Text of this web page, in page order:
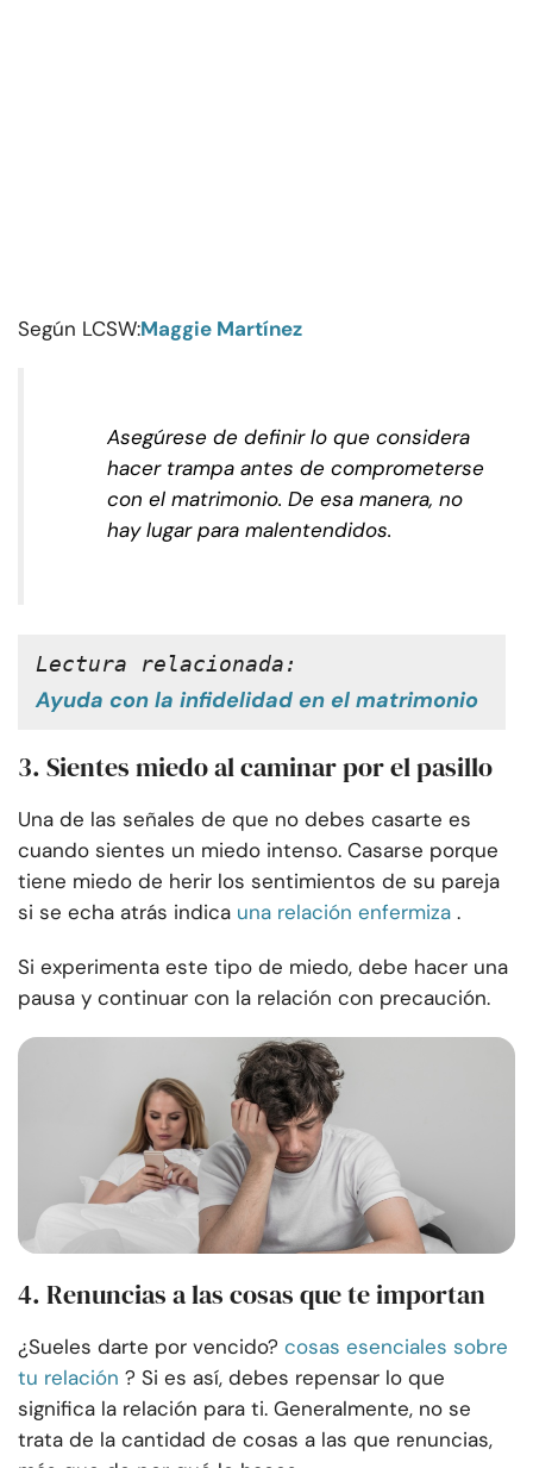
Según LCSW:Maggie Martínez
Asegúrese de definir lo que considera
hacer trampa antes de comprometerse
con el matrimonio. De esa manera, no
hay lugar para malentendidos.
Lectura relacionada:
Ayuda con la infidelidad en el matrimonio
3. Sientes miedo al caminar por el pasillo
Una de las señales de que no debes casarte es
cuando sientes un miedo intenso. Casarse porque
tiene miedo de herir los sentimientos de su pareja
si se echa atrás indica una relación enfermiza .
Si experimenta este tipo de miedo, debe hacer una
pausa y continuar con la relación con precaución.
4. Renuncias a las cosas que te importan
¿Sueles darte por vencido? cosas esenciales sobre
tu relación ? Si es así, debes repensar lo que
significa la relación para ti. Generalmente, no se
trata de la cantidad de cosas a las que renuncias,